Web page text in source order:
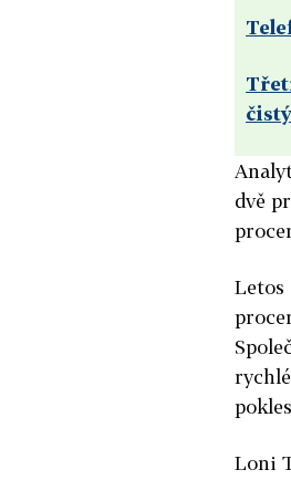
dvě
Letos
Loni